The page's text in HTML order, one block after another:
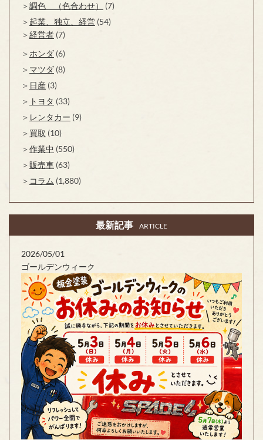
調色 （色合わせ）
(7)
起業、独立、経営 (54)
経営者 (7)
ホンダ (6)
マツダ (8)
日産 (3)
トヨタ (33)
レンタカー (9)
買取 (10)
作業中 (550)
販売車 (63)
コラム (1,880)
最新記事 ARTICLE
2026/05/01
ゴールデンウィーク